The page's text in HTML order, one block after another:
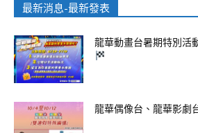
最新消息-最新發表
龍華動畫台暑期特別活
龍華偶像台、龍華影劇